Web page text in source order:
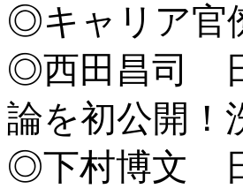
◎キャリア官
◎西田昌司 日
論を初公開！
◎下村博文